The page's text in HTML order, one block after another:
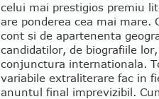
celui mai prestigios premiu
are ponderea cea mai mare.
cont si de apartenenta
candidatilor, de biografiile
conjunctura internationala.
variabile extraliterare fac in
anuntul final imprevizibil.